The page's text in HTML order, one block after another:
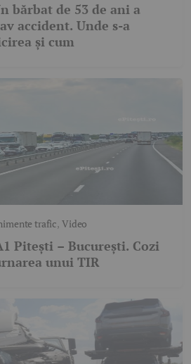
bărbat de 53 de ani a
accident. Unde s-a
și cum
trafic,Video
Pitești – București. Cozi
unui TIR